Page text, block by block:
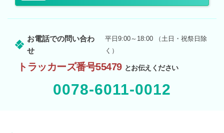
お電話での問い合わ
せ
平日9:00～18:00 （土日・祝祭日除
く）
トラッカーズ番号55479 とお伝えください
0078-6011-0012